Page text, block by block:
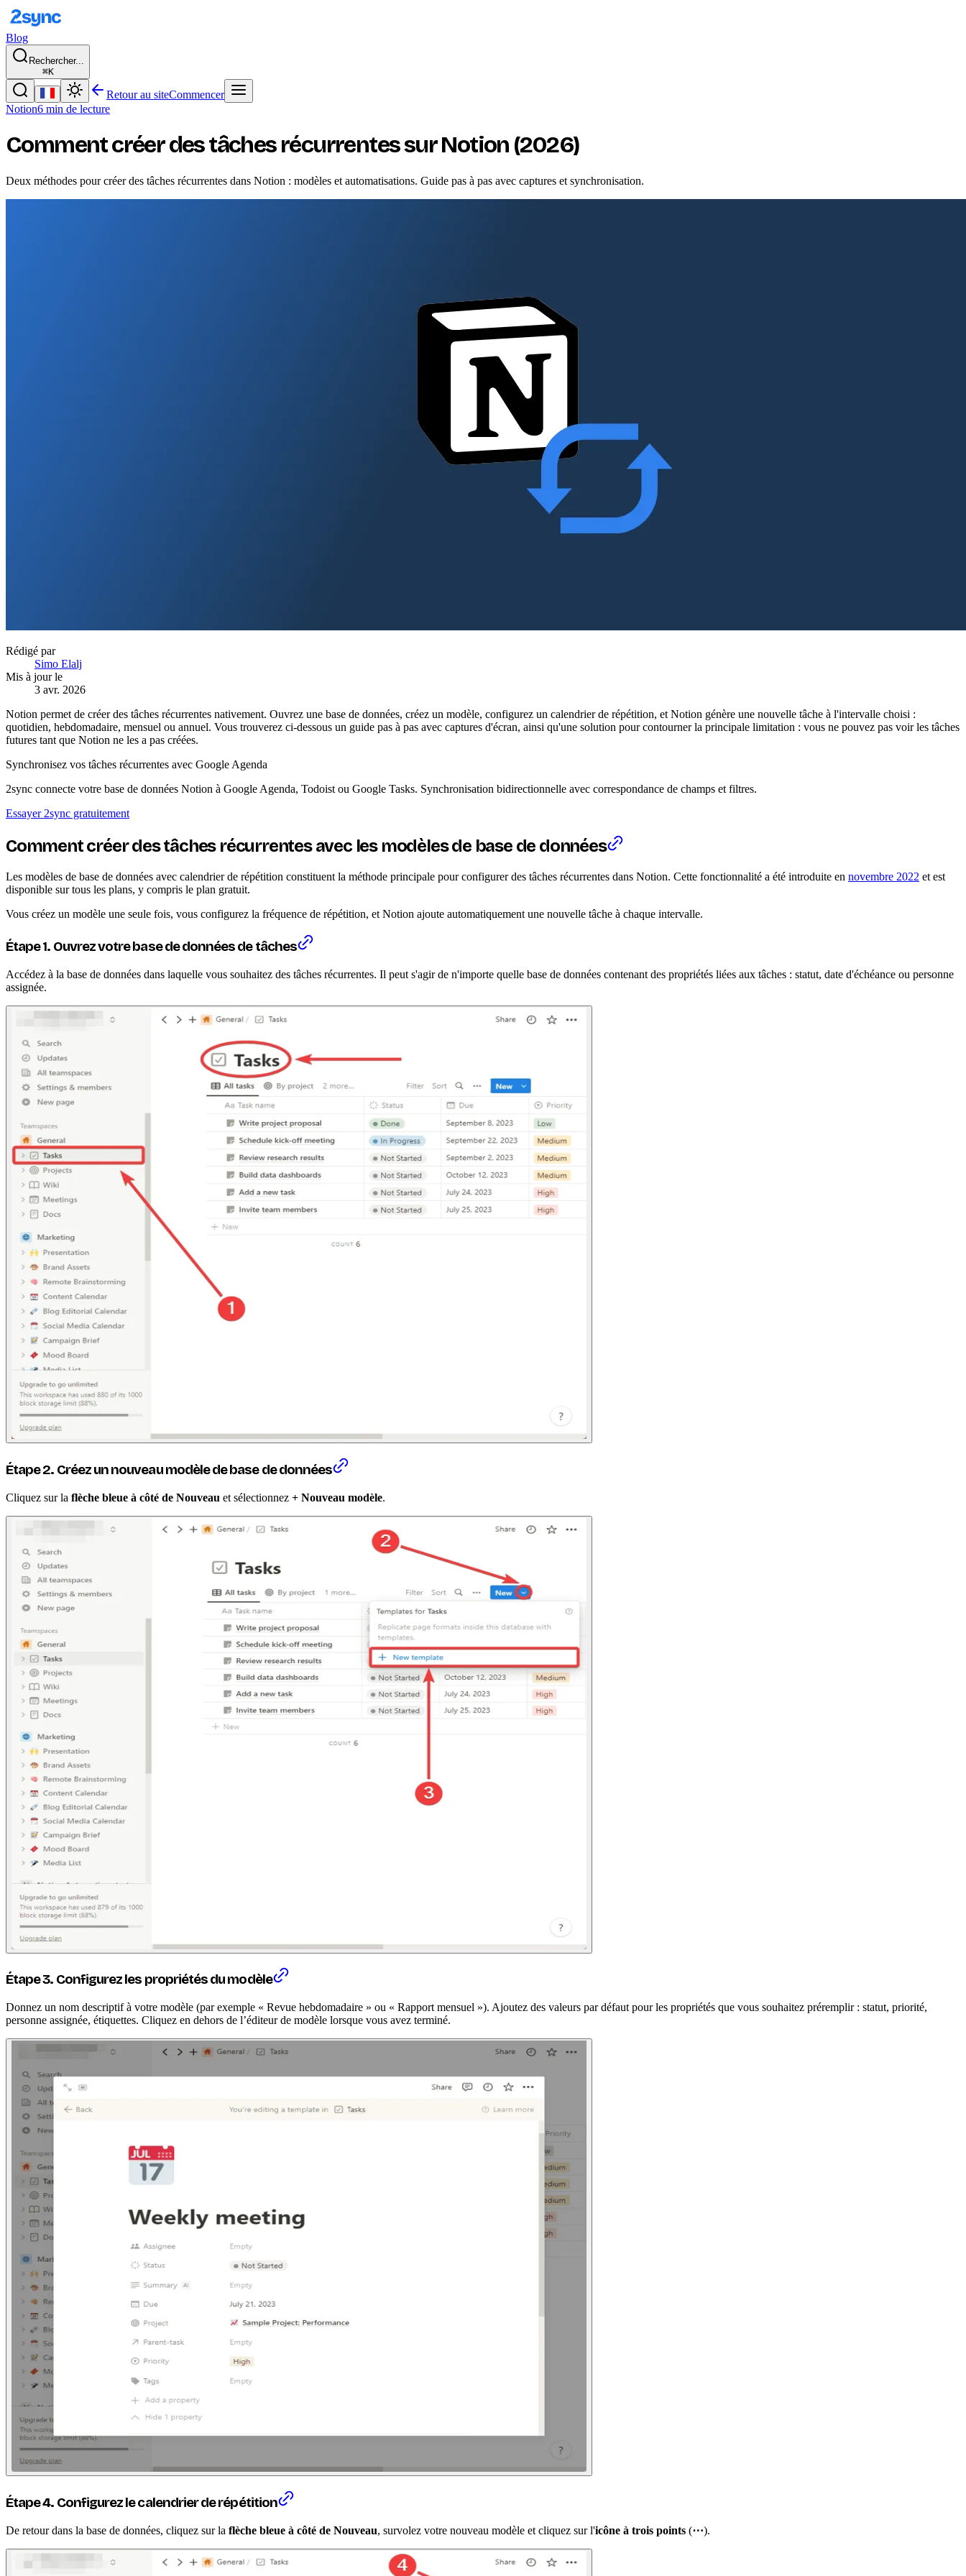
Blog
Rechercher...
⌘K
Retour au siteCommencer
Notion6 min de lecture
Comment créer des tâches récurrentes sur Notion (2026)
Deux méthodes pour créer des tâches récurrentes dans Notion : modèles et automatisations. Guide pas à pas avec captures et synchronisation.
Rédigé par
Simo Elalj
Mis à jour le
3 avr. 2026
Notion permet de créer des tâches récurrentes nativement. Ouvrez une base de données, créez un modèle, configurez un calendrier de répétition, et Notion génère une nouvelle tâche à l'intervalle choisi :
quotidien, hebdomadaire, mensuel ou annuel. Vous trouverez ci-dessous un guide pas à pas avec captures d'écran, ainsi qu'une solution pour contourner la principale limitation : vous ne pouvez pas voir les tâches
futures tant que Notion ne les a pas créées.
Synchronisez vos tâches récurrentes avec Google Agenda
2sync connecte votre base de données Notion à Google Agenda, Todoist ou Google Tasks. Synchronisation bidirectionnelle avec correspondance de champs et filtres.
Essayer 2sync gratuitement
Comment créer des tâches récurrentes avec les modèles de base de données
Les modèles de base de données avec calendrier de répétition constituent la méthode principale pour configurer des tâches récurrentes dans Notion. Cette fonctionnalité a été introduite en novembre 2022 et est
disponible sur tous les plans, y compris le plan gratuit.
Vous créez un modèle une seule fois, vous configurez la fréquence de répétition, et Notion ajoute automatiquement une nouvelle tâche à chaque intervalle.
Étape 1. Ouvrez votre base de données de tâches
Accédez à la base de données dans laquelle vous souhaitez des tâches récurrentes. Il peut s'agir de n'importe quelle base de données contenant des propriétés liées aux tâches : statut, date d'échéance ou personne
assignée.
Étape 2. Créez un nouveau modèle de base de données
Cliquez sur la flèche bleue à côté de Nouveau et sélectionnez + Nouveau modèle.
Étape 3. Configurez les propriétés du modèle
Donnez un nom descriptif à votre modèle (par exemple « Revue hebdomadaire » ou « Rapport mensuel »). Ajoutez des valeurs par défaut pour les propriétés que vous souhaitez préremplir : statut, priorité,
personne assignée, étiquettes. Cliquez en dehors de l’éditeur de modèle lorsque vous avez terminé.
Étape 4. Configurez le calendrier de répétition
De retour dans la base de données, cliquez sur la flèche bleue à côté de Nouveau, survolez votre nouveau modèle et cliquez sur l'icône à trois points (⋯).